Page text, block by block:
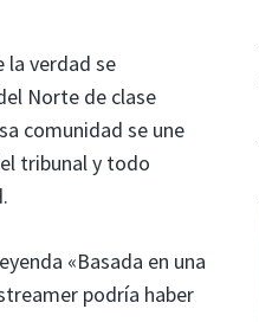
la verdad se
Norte de clase
comunidad se une
tribunal y todo
«Basada en una
podría haber